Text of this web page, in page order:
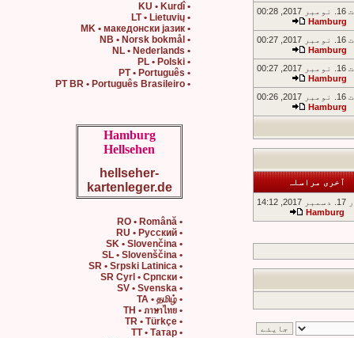
Hamburg
Hamburg
Hamburg
Hamburg
آخری مراسلہ
Hamburg
• KU • Kurdî
• LT • Lietuvių
• MK • македонски јазик
• NB • Norsk bokmål
• NL • Nederlands
• PL • Polski
• PT • Português
• PT BR • Português Brasileiro
Hamburg
Hellsehen
hellseher-
kartenleger.de
• RO • Română
• RU • Русский
• SK • Slovenčina
• SL • Slovenščina
• SR • Srpski Latinica
• SR Cyrl • Српски
• SV • Svenska
• TA • தமிழ்
• TH • ภาษาไทย
• TR • Türkçe
• TT • Татар